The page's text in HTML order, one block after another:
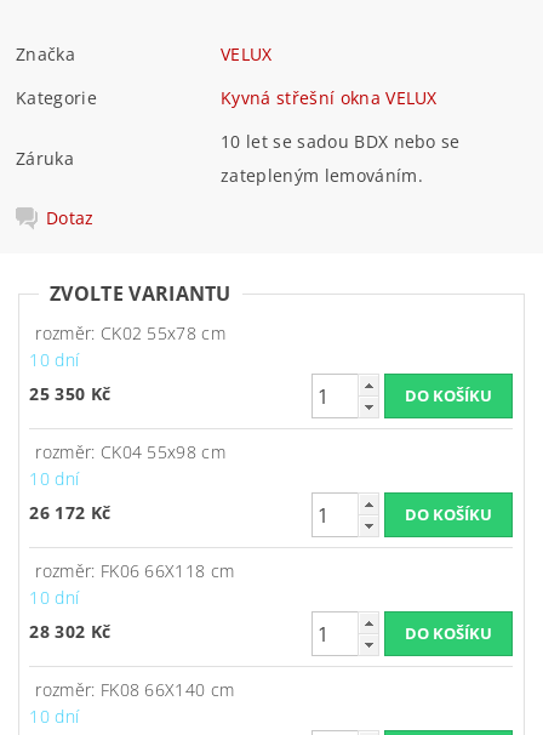
Značka
VELUX
Kategorie
Kyvná střešní okna VELUX
Záruka
10 let se sadou BDX nebo se
zatepleným lemováním.
Dotaz
ZVOLTE VARIANTU
rozměr: CK02 55x78 cm
10 dní
25 350 Kč
rozměr: CK04 55x98 cm
10 dní
26 172 Kč
rozměr: FK06 66X118 cm
10 dní
28 302 Kč
rozměr: FK08 66X140 cm
10 dní